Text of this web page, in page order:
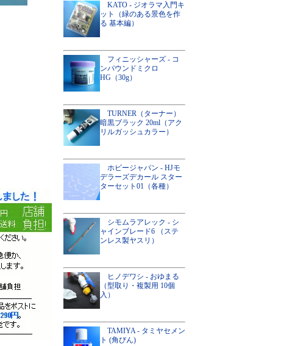
KATO - ジオラマ入門キ
ット（緑のある景色を作
る 基本編）
フィニッシャーズ - コ
ンパウンドミクロ
HG（30g）
TURNER（ターナー）
暗黒ブラック 20ml（アク
リルガッシュカラー）
ホビージャパン - HJモ
デラーズデカール スター
ターセット01（各種）
シモムラアレック - シ
ャインブレード6 （ステ
ンレス製ヤスリ）
ヒノデワシ - おゆまる
（型取り・複製用 10個
入）
TAMIYA - タミヤセメン
ト (角びん)